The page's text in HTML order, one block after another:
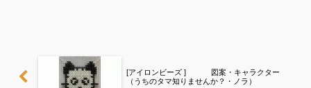
[アイロンビーズ ] 図案・キャラクター
（うちのタマ知りませんか？・ノラ）